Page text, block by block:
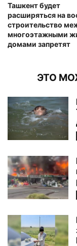
Ташкент будет
расширяться на
строительство
многоэтажными
домами запретят
ЭТО